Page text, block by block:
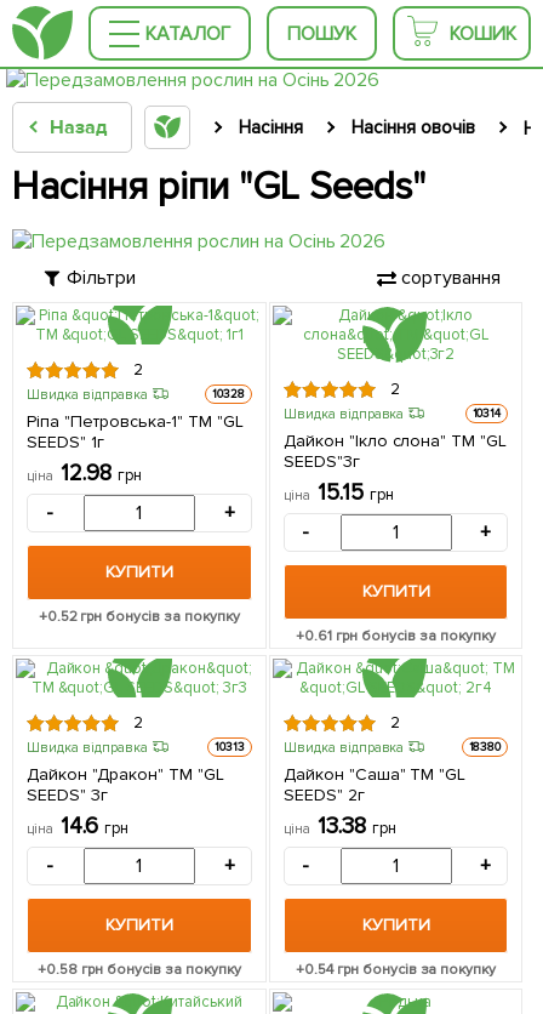
КАТАЛОГ ПОШУК КОШИК
Назад Насіння Насіння овочів
Насіння ріпи "GL Seeds"
Фільтри сортування
2
Швидка відправка 10328
Ріпа "Петровська-1" ТМ "GL
SEEDS" 1г
ціна 12.98 грн
- +
КУПИТИ
+0.52грн бонусів за покупку
2
Швидка відправка 10314
Дайкон "Ікло слона" ТМ "GL
SEEDS"3г
ціна 15.15 грн
- +
КУПИТИ
+0.61 грн бонусів за покупку
2
Швидка відправка 10313
Дайкон "Дракон" ТМ "GL
SEEDS" 3г
ціна 14.6 грн
- +
КУПИТИ
+0.58 грн бонусів за покупку
2
Швидка відправка 18380
Дайкон "Саша" ТМ "GL
SEEDS" 2г
ціна 13.38 грн
- +
КУПИТИ
+0.54грн бонусів за покупку